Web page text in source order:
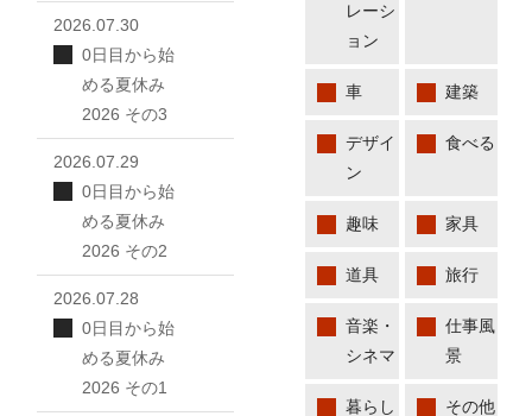
レーシ
ョン
車 建築
デザイ
ン
食べる
趣味 家具
道具 旅行
音楽・
シネマ
仕事風
景
暮らし その他
2026.07.30
0日目から始
める夏休み
2026 その3
2026.07.29
0日目から始
める夏休み
2026 その2
2026.07.28
0日目から始
める夏休み
2026 その1